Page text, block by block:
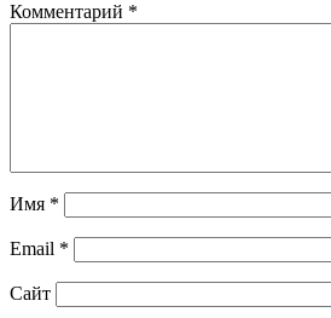
Комментарий *
Имя *
Email *
Сайт